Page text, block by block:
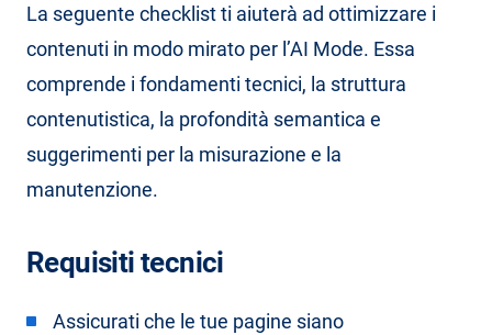
La seguente checklist ti aiuterà ad ottimizzare i
contenuti in modo mirato per l’AI Mode. Essa
comprende i fondamenti tecnici, la struttura
contenutistica, la profondità semantica e
suggerimenti per la misurazione e la
manutenzione.
Requisiti tecnici
Assicurati che le tue pagine siano